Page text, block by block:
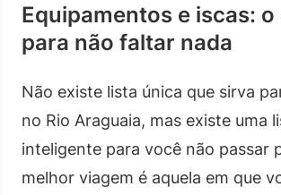
Equipamentos e iscas:
para não faltar nada
Não existe lista única que sirva
no Rio Araguaia, mas existe uma
inteligente para você não passar
melhor viagem é aquela em que